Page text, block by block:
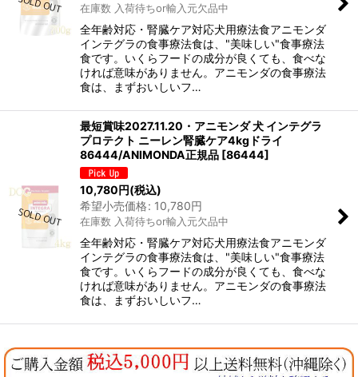
在庫数 入荷待ちor輸入元欠品中
全年齢対応・腎臓ケア対応犬用療法食アニモンダ
インテグラの食事療法食は、"美味しい"食事療法
食です。いくらフードの成分が良くても、食べな
ければ意味がありません。アニモンダの食事療法
食は、まずおいしいフ…
最短賞味2027.11.20・アニモンダ 犬 インテグラ
プロテクト ニーレン腎臓ケア4kgドライ
86444/ANIMONDA正規品 [86444]
10,780円(税込)
希望小売価格: 10,780円
在庫数 入荷待ちor輸入元欠品中
全年齢対応・腎臓ケア対応犬用療法食アニモンダ
インテグラの食事療法食は、"美味しい"食事療法
食です。いくらフードの成分が良くても、食べな
ければ意味がありません。アニモンダの食事療法
食は、まずおいしいフ…